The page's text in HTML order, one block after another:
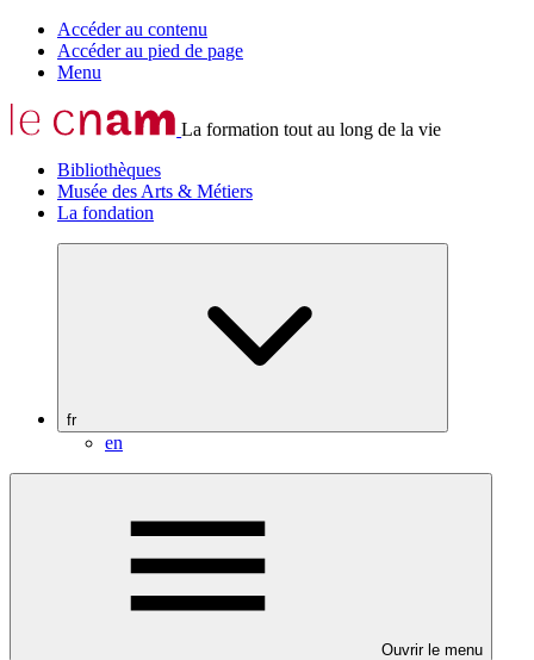
Accéder au contenu
Accéder au pied de page
Menu
La formation tout au long de la vie
Bibliothèques
Musée des Arts & Métiers
La fondation
fr
en
Ouvrir le menu